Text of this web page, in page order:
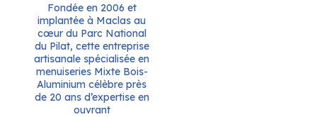
Fondée en 2006 et
implantée à Maclas au
cœur du Parc National
du Pilat, cette entreprise
artisanale spécialisée en
menuiseries Mixte Bois-
Aluminium célèbre près
de 20 ans d’expertise en
ouvrant